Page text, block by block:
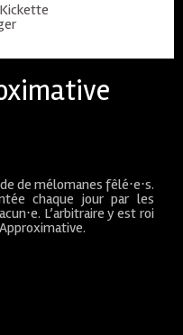
Kickette
de mélomanes fêlé⋅e⋅s.
chaque jour par les
L’arbitraire y est roi